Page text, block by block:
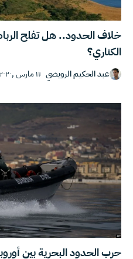
خلاف الحدود.. هل تفلح
الكناري؟
عبد الحكيم الرويضي ١١ مارس ,٢٠٢٠
حرب الحدود البحرية بين